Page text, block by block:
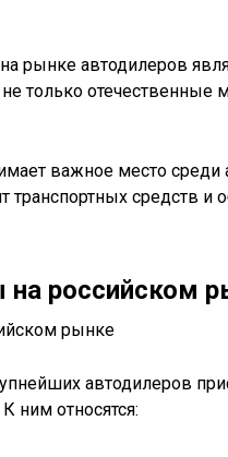
рынке автодилеров
только отечественные
важное место среди
транспортных средств и
российском
автодилеров
ним относятся: